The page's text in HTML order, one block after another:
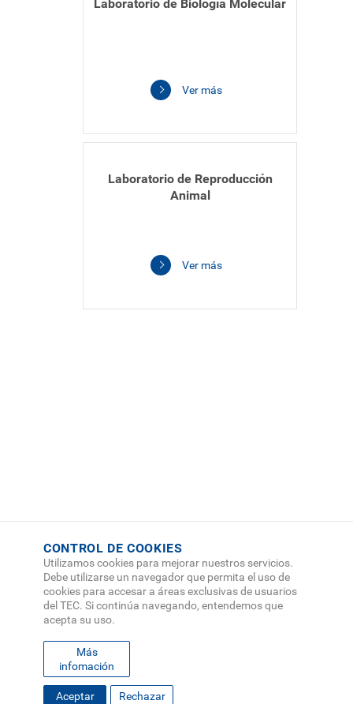
Laboratorio de Biología Molecular
Ver más
Laboratorio de Reproducción
Animal
Ver más
CONTROL DE COOKIES
Utilizamos cookies para mejorar nuestros servicios.
Debe utilizarse un navegador que permita el uso de
cookies para accesar a áreas exclusivas de usuarios
del TEC. Si continúa navegando, entendemos que
acepta su uso.
Más
infomación
Aceptar Rechazar